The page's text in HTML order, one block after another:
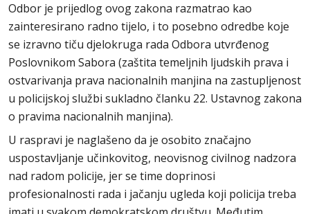
Odbor je prijedlog ovog zakona razmatrao kao
zainteresirano radno tijelo, i to posebno odredbe koje
se izravno tiču djelokruga rada Odbora utvrđenog
Poslovnikom Sabora (zaštita temeljnih ljudskih prava i
ostvarivanja prava nacionalnih manjina na zastupljenost
u policijskoj službi sukladno članku 22. Ustavnog zakona
o pravima nacionalnih manjina).
U raspravi je naglašeno da je osobito značajno
uspostavljanje učinkovitog, neovisnog civilnog nadzora
nad radom policije, jer se time doprinosi
profesionalnosti rada i jačanju ugleda koji policija treba